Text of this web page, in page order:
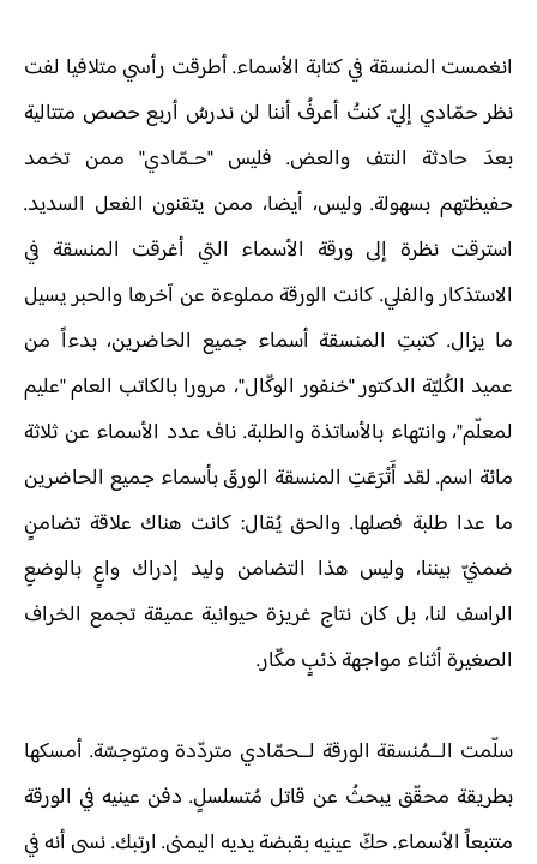
انغمست المنسقة في كتابة الأسماء. أطرقت رأسي متلافيا لفت
نظر حمّادي إليّ. كنتُ أعرفُ أننا لن ندرسُ أربع حصص متتالية
بعدَ حادثة النتف والعض. فليس "حـمّادي" ممن تخمد
حفيظتهم بسهولة. وليس، أيضا، ممن يتقنون الفعل السديد.
استرقت نظرة إلى ورقة الأسماء التي أغرقت المنسقة في
الاستذكار والفلي. كانت الورقة مملوءة عن آخرها والحبر يسيل
ما يزال. كتبتِ المنسقة أسماء جميع الحاضرين، بدءاً من
عميد الكُليّة الدكتور "خنفور الوكّال"، مرورا بالكاتب العام "عليم
لمعلّم"، وانتهاء بالأساتذة والطلبة. ناف عدد الأسماء عن ثلاثة
مائة اسم. لقد أَتْرَعَتِ المنسقة الورقَ بأسماء جميع الحاضرين
ما عدا طلبة فصلها. والحق يُقال: كانت هناك علاقة تضامنٍ
ضمنيّ بيننا، وليس هذا التضامن وليد إدراك واعٍ بالوضعِ
الراسف لنا، بل كان نتاج غريزة حيوانية عميقة تجمع الخراف
الصغيرة أثناء مواجهة ذئبٍ مكّار.
سلّمت الــمُنسقة الورقة لــحمّادي متردّدة ومتوجسّة. أمسكها
بطريقة محقّق يبحثُ عن قاتل مُتسلسلٍ. دفن عينيه في الورقة
متتبعاً الأسماء. حكّ عينيه بقبضة يديه اليمنى. ارتبك. نسى أنه في